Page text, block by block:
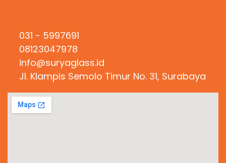
031 - 5997691
08123047978
info@suryaglass.id
Jl. Klampis Semolo Timur No. 31, Surabaya